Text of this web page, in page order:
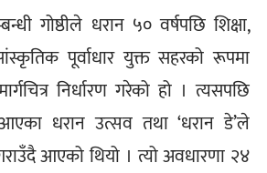
गोष्ठीले धरान ५० वर्षपछि शिक्षा,
पूर्वाधार युक्त सहरको रूपमा
निर्धारण गरेको हो । त्यसपछि
धरान उत्सव तथा ‘धरान डे’ले
आएको थियो । त्यो अवधारणा २४